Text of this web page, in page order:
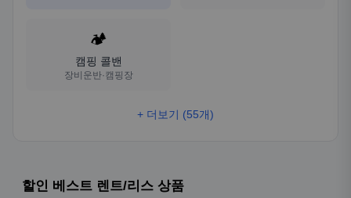
🏕️
캠핑 콜밴
장비운반·캠핑장
+ 더보기 (55개)
할인 베스트 렌트/리스 상품